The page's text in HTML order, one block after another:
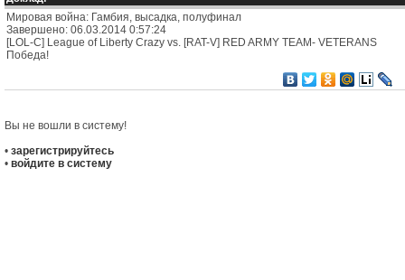
Мировая война: Гамбия, высадка, полуфинал
Завершено: 06.03.2014 0:57:24
[LOL-C] League of Liberty Crazy vs. [RAT-V] RED ARMY TEAM- VETERANS
Победа!
Вы не вошли в систему!
• зарегистрируйтесь
• войдите в систему